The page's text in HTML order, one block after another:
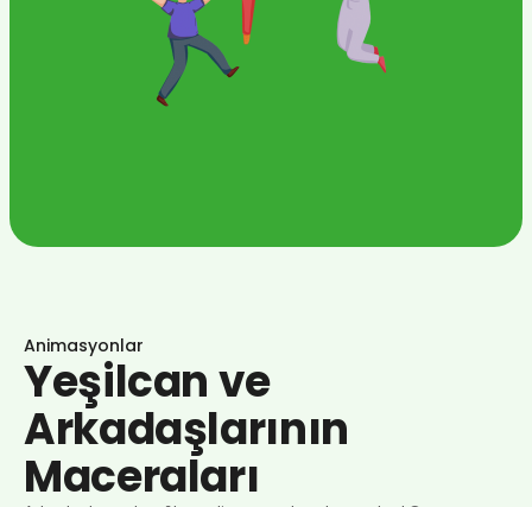
Animasyonlar
Yeşilcan ve
Arkadaşlarının
Maceraları